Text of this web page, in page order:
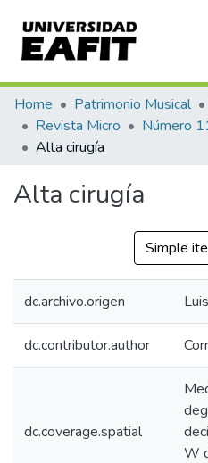
Communities & Collections
All of DSpace
Home Patrimonio Musical
Revista Micro
Alta cirugía
Alta cirugía
Simple
dc.archivo.origen
dc.contributor.author
dc.coverage.spatial
W